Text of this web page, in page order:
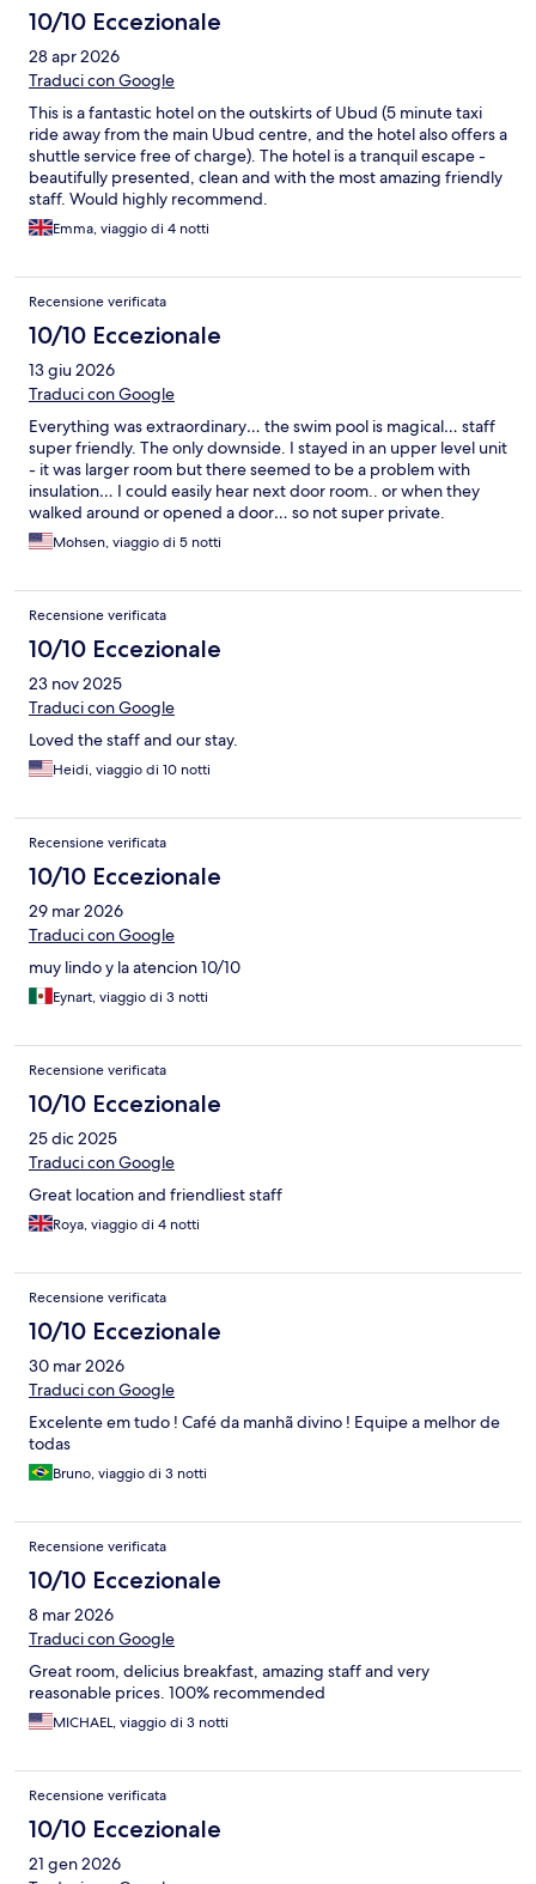
10/10 Eccezionale
28 apr 2026
Traduci con Google
This is a fantastic hotel on the outskirts of Ubud (5 minute taxi
ride away from the main Ubud centre, and the hotel also offers a
shuttle service free of charge). The hotel is a tranquil escape -
beautifully presented, clean and with the most amazing friendly
staff. Would highly recommend.
Emma, viaggio di 4 notti
Recensione verificata
10/10 Eccezionale
13 giu 2026
Traduci con Google
Everything was extraordinary… the swim pool is magical… staff
super friendly. The only downside. I stayed in an upper level unit
- it was larger room but there seemed to be a problem with
insulation… I could easily hear next door room.. or when they
walked around or opened a door… so not super private.
Mohsen, viaggio di 5 notti
Recensione verificata
10/10 Eccezionale
23 nov 2025
Traduci con Google
Loved the staff and our stay.
Heidi, viaggio di 10 notti
Recensione verificata
10/10 Eccezionale
29 mar 2026
Traduci con Google
muy lindo y la atencion 10/10
Eynart, viaggio di 3 notti
Recensione verificata
10/10 Eccezionale
25 dic 2025
Traduci con Google
Great location and friendliest staff
Roya, viaggio di 4 notti
Recensione verificata
10/10 Eccezionale
30 mar 2026
Traduci con Google
Excelente em tudo ! Café da manhã divino ! Equipe a melhor de
todas
Bruno, viaggio di 3 notti
Recensione verificata
10/10 Eccezionale
8 mar 2026
Traduci con Google
Great room, delicius breakfast, amazing staff and very
reasonable prices. 100% recommended
MICHAEL, viaggio di 3 notti
Recensione verificata
10/10 Eccezionale
21 gen 2026